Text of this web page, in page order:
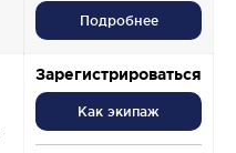
Подробнее
Зарегистрироваться
Как экипаж